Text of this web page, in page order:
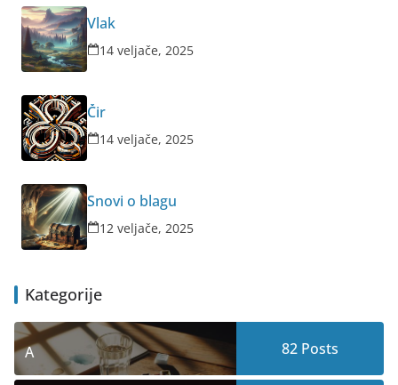
Vlak
14 veljače, 2025
Čir
14 veljače, 2025
Snovi o blagu
12 veljače, 2025
Kategorije
A 82Posts